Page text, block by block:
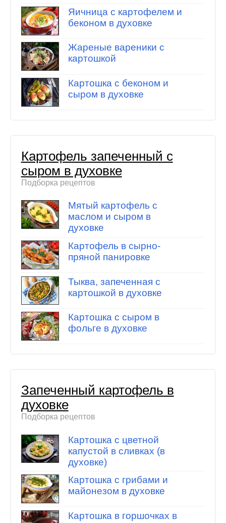
Яичница с картофелем и
беконом в духовке
Жареные вареники с
картошкой
Картошка с беконом и
сыром в духовке
Картофель запеченный с
сыром в духовке
Подборка рецептов
Мятый картофель с
маслом и сыром в
духовке
Картофель в сырно-
пряной панировке
Тыква, запеченная с
картошкой в духовке
Картошка с сыром в
фольге в духовке
Запеченный картофель в
духовке
Подборка рецептов
Картошка с цветной
капустой в сливках (в
духовке)
Картошка с грибами и
майонезом в духовке
Картошка в горшочках в